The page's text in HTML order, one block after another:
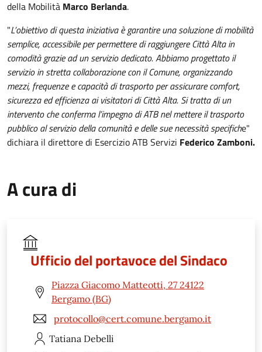
della Mobilità Marco Berlanda.
"L’obiettivo di questa iniziativa è garantire una soluzione di mobilità
semplice, accessibile per permettere di raggiungere Città Alta in
comodità grazie ad un servizio dedicato. Abbiamo progettato il
servizio in stretta collaborazione con il Comune, organizzando
mezzi, frequenze e capacità di trasporto per assicurare comfort,
sicurezza ed efficienza ai visitatori di Città Alta. Si tratta di un
intervento che conferma l’impegno di ATB nel mettere il trasporto
pubblico al servizio della comunità e delle sue necessità specifiche"
dichiara il direttore di Esercizio ATB Servizi Federico Zamboni.
A cura di
Ufficio del portavoce del Sindaco
Piazza Giacomo Matteotti, 27 24122
Bergamo (BG)
protocollo@cert.comune.bergamo.it
Tatiana Debelli